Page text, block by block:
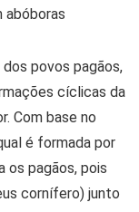
povos pagãos,
cíclicas da
Com base no
é formada por
os pagãos, pois
cornífero) junto